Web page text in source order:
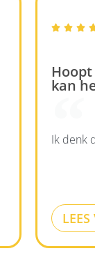
  
kan
Ik denk
LEES